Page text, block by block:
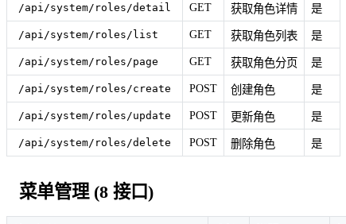
/api/system/roles/detail GET 获取角色详情 是
/api/system/roles/list GET 获取角色列表 是
/api/system/roles/page GET 获取角色分页 是
/api/system/roles/create POST 创建角色 是
/api/system/roles/update POST 更新角色 是
/api/system/roles/delete POST 删除角色 是
菜单管理 (8 接口)